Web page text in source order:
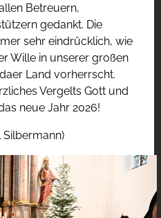
Betreuern,
gedankt. Die
sehr eindrücklich, wie
Wille in unserer großen
Land vorherrscht.
Vergelts Gott und
neue Jahr 2026!
Silbermann)